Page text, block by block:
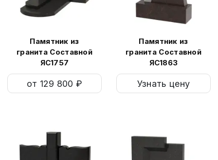
Памятник из
гранита Составной
ЯС1757
от 129 800 ₽
Памятник из
гранита Составной
ЯС1863
Узнать цену